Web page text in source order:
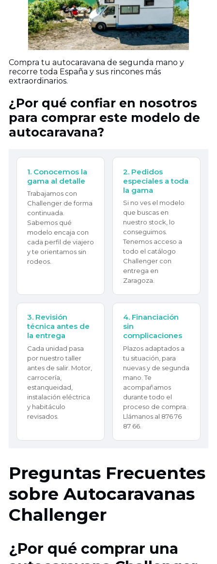
Compra tu autocaravana de segunda mano y
recorre toda España y sus rincones más
extraordinarios.
¿Por qué confiar en nosotros
para comprar este modelo de
autocaravana?
1. Conocemos la
gama al detalle
Trabajamos con
Challenger de forma
continuada.
Sabemos qué
modelo encaja con
cada perfil de viajero
y te orientamos sin
rodeos.
2. Pedidos
especiales a toda
la gama
Si no ves el modelo
que buscas en
nuestro stock, lo
conseguimos.
Tenemos acceso a
todo el catálogo
Challenger con
entrega en
Zaragoza.
3. Revisión
técnica antes de
la entrega
Cada unidad pasa
por nuestro taller
antes de salir. Motor,
carrocería,
estanqueidad,
instalación eléctrica
y habitáculo
revisados.
4. Financiación
sin
complicaciones
Plazos adaptados a
tu situación, para
nuevas y de segunda
mano. Te
acompañamos
durante todo el
proceso de compra.
Llámanos al 876 76
87 66.
Preguntas Frecuentes
sobre Autocaravanas
Challenger
¿Por qué comprar una